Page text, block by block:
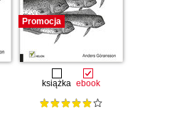
Promocja
książka ebook